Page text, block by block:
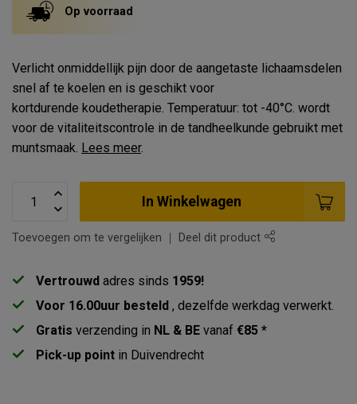
Op voorraad
Verlicht onmiddellijk pijn door de aangetaste lichaamsdelen
snel af te koelen en is geschikt voor
kortdurende koudetherapie. Temperatuur: tot -40°C. wordt
voor de vitaliteitscontrole in de tandheelkunde gebruikt met
muntsmaak. Lees meer.
In Winkelwagen
Toevoegen om te vergelijken Deel dit product
Vertrouwd adres sinds 1959!
Voor 16.00uur besteld , dezelfde werkdag verwerkt.
Gratis verzending in NL & BE vanaf €85 *
Pick-up point in Duivendrecht